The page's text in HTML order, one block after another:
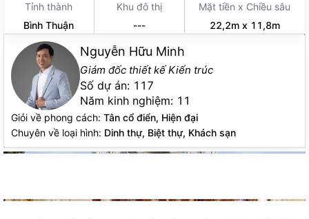
Tỉnh thành
Bình Thuận
Khu đô thị
---
Mặt tiền x Chiều sâu
22,2m x 11,8m
Nguyễn Hữu Minh
Giám đốc thiết kế Kiến trúc
Số dự án: 117
Năm kinh nghiệm: 11
Giỏi về phong cách: Tân cổ điển, Hiện đại
Chuyên về loại hình: Dinh thự, Biệt thự, Khách sạn